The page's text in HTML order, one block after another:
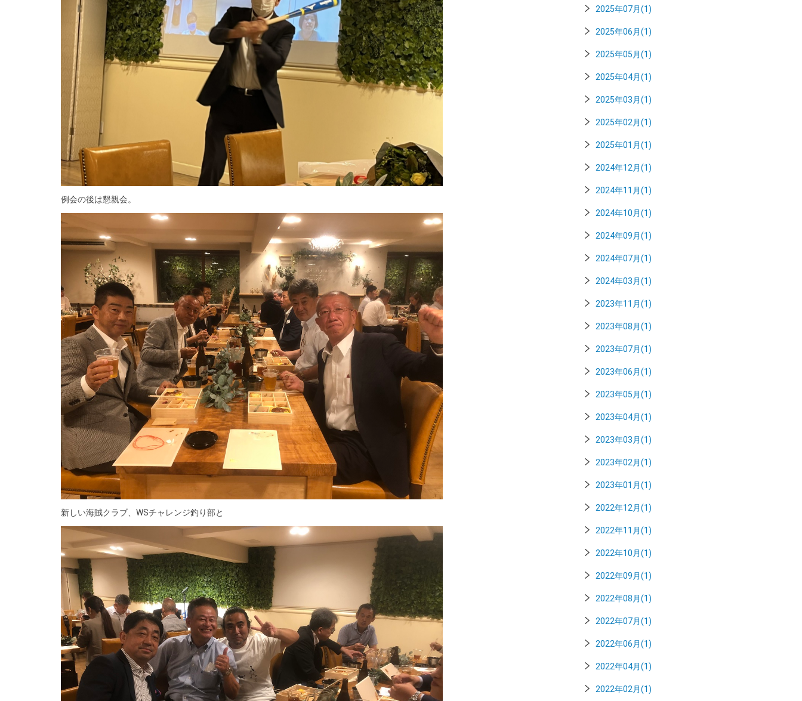
例会の後は懇親会。
新しい海賊クラブ、WSチャレンジ釣り部と
2025年07月(1)
2025年06月(1)
2025年05月(1)
2025年04月(1)
2025年03月(1)
2025年02月(1)
2025年01月(1)
2024年12月(1)
2024年11月(1)
2024年10月(1)
2024年09月(1)
2024年07月(1)
2024年03月(1)
2023年11月(1)
2023年08月(1)
2023年07月(1)
2023年06月(1)
2023年05月(1)
2023年04月(1)
2023年03月(1)
2023年02月(1)
2023年01月(1)
2022年12月(1)
2022年11月(1)
2022年10月(1)
2022年09月(1)
2022年08月(1)
2022年07月(1)
2022年06月(1)
2022年04月(1)
2022年02月(1)